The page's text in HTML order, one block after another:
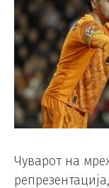
Чуварот на